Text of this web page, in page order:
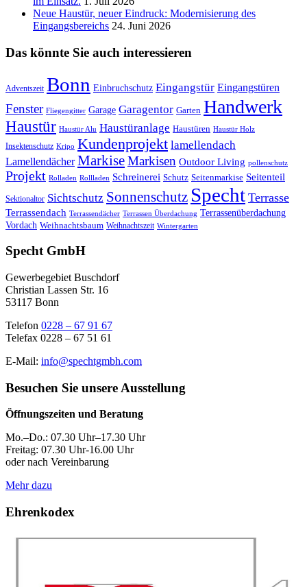
Neue Haustür, neuer Eindruck: Modernisierung des
Eingangsbereichs 24. Juni 2026
Das könnte Sie auch interessieren
Adventszeit Bonn Einbruchschutz Eingangstür Eingangstüren
Fenster Fliegengitter Garage Garagentor Garten Handwerk
Haustür Haustür Alu Haustüranlage Haustüren Haustür Holz
Insektenschutz Kripo Kundenprojekt lamellendach
Lamellendächer MarkiseMarkisen Outdoor Living pollenschutz
Projekt Rolladen Rollladen Schreinerei Schutz Seitenmarkise Seitenteil
Sektionaltor Sichtschutz Sonnenschutz Specht Terrasse
Terrassendach Terrassendächer Terrassen Überdachung Terrassenüberdachung
Vordach Weihnachtsbaum Weihnachtszeit Wintergarten
Specht GmbH
Gewerbegebiet Buschdorf
Christian Lassen Str. 16
53117 Bonn
Telefon 0228 – 67 91 67
Telefax 0228 – 67 51 61
E-Mail: info@spechtgmbh.com
Besuchen Sie unsere Ausstellung
Öffnungszeiten und Beratung
Mo.–Do.: 07.30 Uhr–17.30 Uhr
Freitag: 07.30 Uhr-16.00 Uhr
oder nach Vereinbarung
Mehr dazu
Ehrenkodex